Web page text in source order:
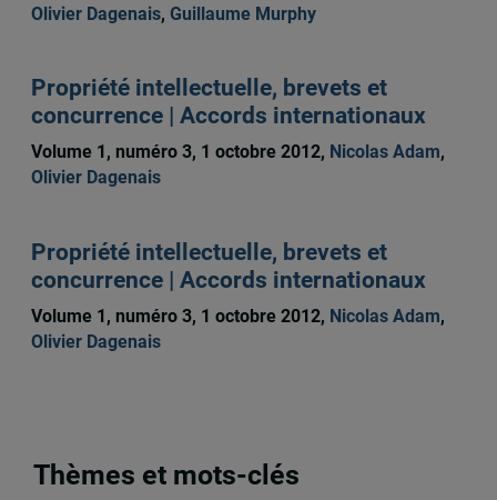
Olivier Dagenais, Guillaume Murphy
Propriété intellectuelle, brevets et
concurrence | Accords internationaux
Volume 1, numéro 3, 1 octobre 2012, Nicolas Adam,
Olivier Dagenais
Propriété intellectuelle, brevets et
concurrence | Accords internationaux
Volume 1, numéro 3, 1 octobre 2012, Nicolas Adam,
Olivier Dagenais
Thèmes et mots-clés